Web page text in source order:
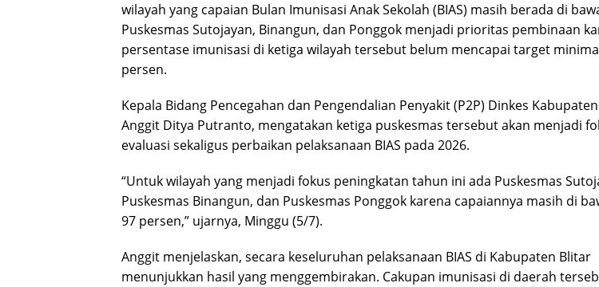
wilayah yang capaian Bulan Imunisasi Anak Sekolah (BIAS) masih berada di
Puskesmas Sutojayan, Binangun, dan Ponggok menjadi prioritas pembinaan
persentase imunisasi di ketiga wilayah tersebut belum mencapai target
persen.
Kepala Bidang Pencegahan dan Pengendalian Penyakit (P2P) Dinkes
Anggit Ditya Putranto, mengatakan ketiga puskesmas tersebut akan menjadi
evaluasi sekaligus perbaikan pelaksanaan BIAS pada 2026.
“Untuk wilayah yang menjadi fokus peningkatan tahun ini ada Puskesmas
Puskesmas Binangun, dan Puskesmas Ponggok karena capaiannya masih di
97 persen,” ujarnya, Minggu (5/7).
Anggit menjelaskan, secara keseluruhan pelaksanaan BIAS di Kabupaten Blitar
menunjukkan hasil yang menggembirakan. Cakupan imunisasi di daerah